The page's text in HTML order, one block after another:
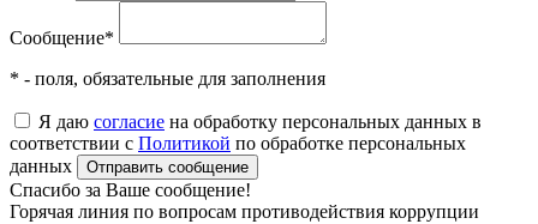
Сообщение*
* - поля, обязательные для заполнения
Я даю согласие на обработку персональных данных в
соответствии с Политикой по обработке персональных
данных
Отправить сообщение
Спасибо за Ваше сообщение!
Горячая линия по вопросам противодействия коррупции